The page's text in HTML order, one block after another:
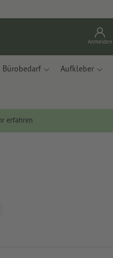
Anmelden
Bürobedarf Aufkleber
erfahren